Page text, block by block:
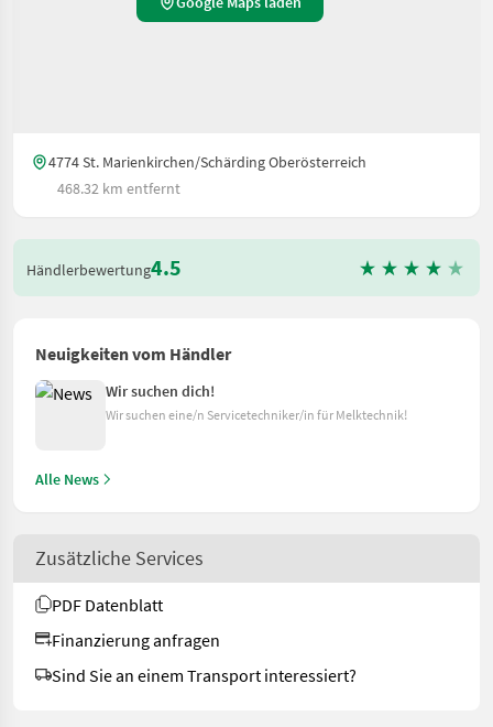
4774 St. Marienkirchen/Schärding Oberösterreich
468.32 km entfernt
Händlerbewertung4.5
Neuigkeiten vom Händler
Wir suchen dich!
Wir suchen eine/n Servicetechniker/in für Melktechnik!
Alle News
Zusätzliche Services
PDF Datenblatt
Finanzierung anfragen
Sind Sie an einem Transport interessiert?